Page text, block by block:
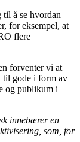
å se hvordan
for eksempel, at
flere
forventer vi at
til gode i form av
og publikum i
innebærer en
som, for